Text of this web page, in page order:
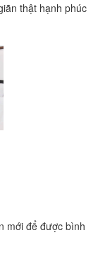
thật hạnh phúc
mới để được bình